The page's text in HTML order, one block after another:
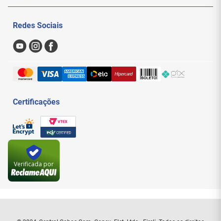
Eficiência:
problemas, economizando tempo valioso.
Confiabilidade:
estejam sempre funcionando perfeitamente.
de cabos ao identificar a falha exata.
Praticidade:Um único aparelho para testar três
profissional diário.
Especificações Técnicas
Marca:
MPN:FEPRO-TR330
Nossas Lojas
Formas de Pagamento
Trocas e Devoluções
Sac
Redes Sociais
Certificações
Verificada por